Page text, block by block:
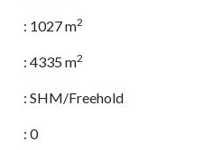
: 1027 m2
: 4335 m2
: SHM/Freehold
: 0